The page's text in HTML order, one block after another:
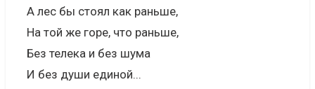
А лес бы стоял как раньше,
На той же горе, что раньше,
Без телека и без шума
И без души единой...